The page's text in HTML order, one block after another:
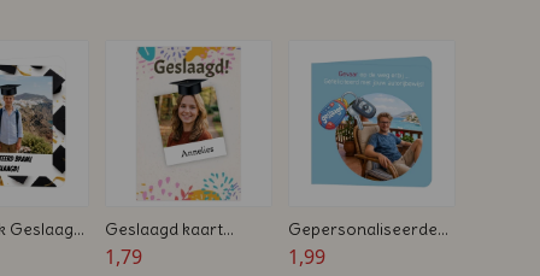
Geslaagd
Foto &
Geslaagd kaart
kleurrijk met foto en
1,79
Gepersonaliseerde
Felicitatiekaart
1,99